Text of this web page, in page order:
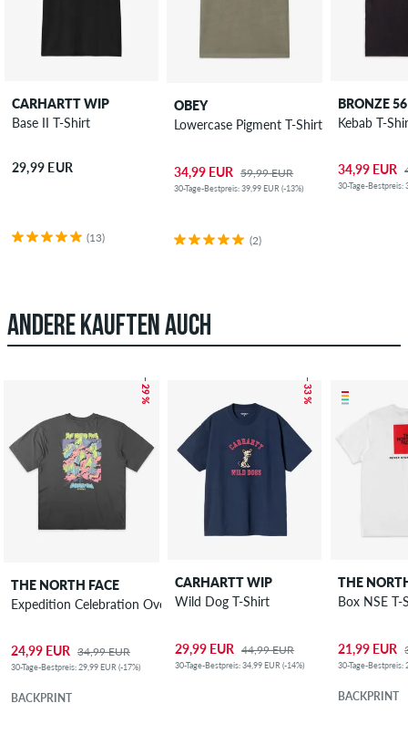
CARHARTT WIP
Base II T-Shirt
29,99 EUR
(13)
OBEY
Lowercase Pigment T-Shirt
34,99 EUR 59,99 EUR
30-Tage-Bestpreis: 39,99 EUR (-13%)
(2)
BRONZE
Kebab T-
34,99 EUR
30-Tage-Bestpreis:
ANDERE KAUFTEN AUCH
– 29 %
THE NORTH FACE
Expedition Celebration Oversized T-Shirt
24,99 EUR 34,99 EUR
30-Tage-Bestpreis: 29,99 EUR (-17%)
BACKPRINT
– 33 %
CARHARTT WIP
Wild Dog T-Shirt
29,99 EUR 44,99 EUR
30-Tage-Bestpreis: 34,99 EUR (-14%)
THE
Box NSE T-
21,99 EUR
30-Tage-Bestpreis:
BACKPRINT